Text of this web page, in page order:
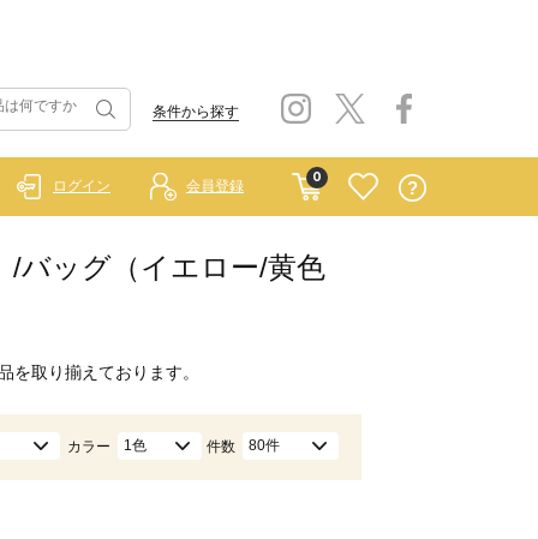
条件から探す
0
ログイン 会員登録
/バッグ（イエロー/黄色
を取り揃えております。
カラー 1色 件数 80件